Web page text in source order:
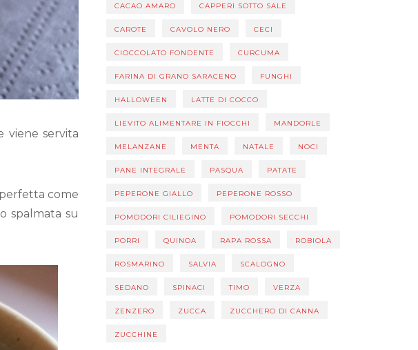
viene servita
come
spalmata su
CACAO AMARO CAPPERI SOTTO SALE
CAROTE CAVOLO NERO CECI
CIOCCOLATO FONDENTE CURCUMA
FARINA DI GRANO SARACENO FUNGHI
HALLOWEEN LATTE DI COCCO
LIEVITO ALIMENTARE IN FIOCCHI MANDORLE
MELANZANE MENTA NATALE NOCI
PANE INTEGRALE PASQUA PATATE
PEPERONE GIALLO PEPERONE ROSSO
POMODORI CILIEGINO POMODORI SECCHI
PORRI QUINOA RAPA ROSSA ROBIOLA
ROSMARINO SALVIA SCALOGNO
SEDANO SPINACI TIMO VERZA
ZENZERO ZUCCA ZUCCHERO DI CANNA
ZUCCHINE